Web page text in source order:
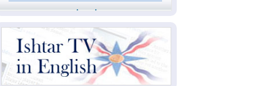
2026-08-08دعم أمني أمريكي بمليار دولار
لإدارة رئيس كولومبيا الجديد
2026-08-07حكومة إقليم كوردستان ترفض
قرار "دانة غاز" و"نفط الهلال" بتزويد بغداد
بالغاز دون موافقتها